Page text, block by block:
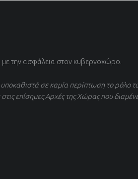
με την ασφάλεια στον κυβερνοχώρο.
σε καμία περίπτωση το ρόλο
επίσημες Αρχές της Χώρας που